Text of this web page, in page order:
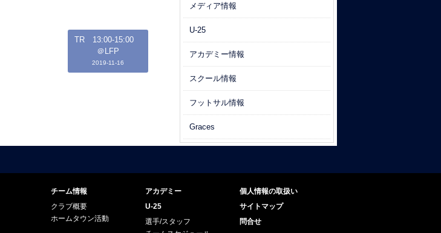
TR 13:00-15:00
＠LFP
2019-11-16
メディア情報
U-25
アカデミー情報
スクール情報
フットサル情報
Graces
チーム情報
クラブ概要
ホームタウン活動
アカデミー
U-25
選手/スタッフ
個人情報の取扱い
サイトマップ
問合せ